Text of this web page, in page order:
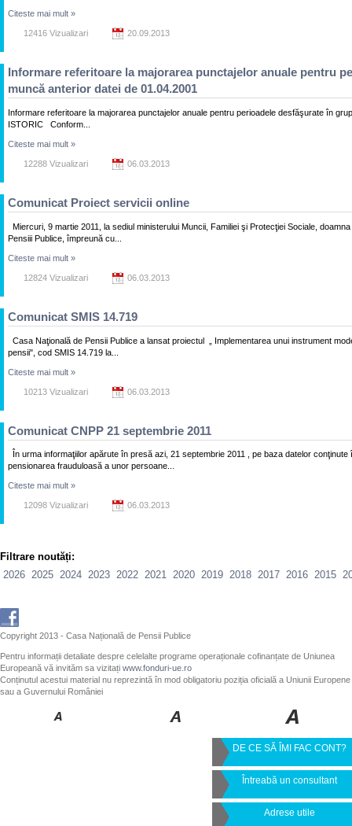
Citeste mai mult »
12416 Vizualizari 20.09.2013
Informare referitoare la majorarea punctajelor anuale pentru
muncă anterior datei de 01.04.2001
Informare referitoare la majorarea punctajelor anuale pentru perioadele desfăşurate în
ISTORIC Conform...
Citeste mai mult »
12288 Vizualizari 06.03.2013
Comunicat Proiect servicii online
Miercuri, 9 martie 2011, la sediul ministerului Muncii, Familiei şi Protecţiei Sociale,
Pensiii Publice, împreună cu...
Citeste mai mult »
12824 Vizualizari 06.03.2013
Comunicat SMIS 14.719
Casa Naţională de Pensii Publice a lansat proiectul „ Implementarea unui instrument
pensii", cod SMIS 14.719 la...
Citeste mai mult »
10213 Vizualizari 06.03.2013
Comunicat CNPP 21 septembrie 2011
În urma informaţiilor apărute în presă azi, 21 septembrie 2011 , pe baza datelor
pensionarea frauduloasă a unor persoane...
Citeste mai mult »
12098 Vizualizari 06.03.2013
Filtrare noutăți:
2026 2025 2024 2023 2022 2021 2020 2019 2018 2017 2016 2015
Copyright 2013 - Casa Națională de Pensii Publice
Pentru informații detaliate despre celelalte programe operaționale cofinanțate de Uniunea
Europeană vă invităm sa vizitați www.fonduri-ue.ro
Conținutul acestui material nu reprezintă în mod obligatoriu poziția oficială a Uniunii Europene
sau a Guvernului României
DE CE SĂ ÎMI FAC CONT?
Întreabă un consultant
Adrese utile